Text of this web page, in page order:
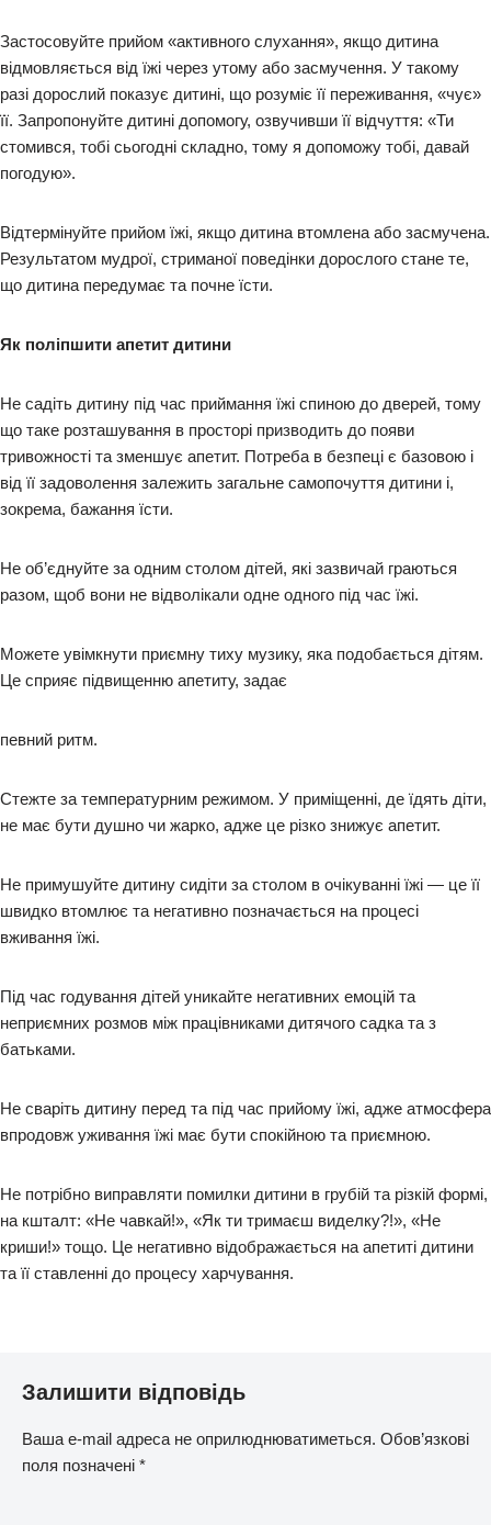
Застосовуйте прийом «активного слухання», якщо дитина
відмовляється від їжі через утому або засмучення. У такому
разі дорослий показує дитині, що розуміє її переживання, «чує»
її. Запропонуйте дитині допомогу, озвучивши її відчуття: «Ти
стомився, тобі сьогодні складно, тому я допоможу тобі, давай
погодую».
Відтермінуйте прийом їжі, якщо дитина втомлена або засмучена.
Результатом мудрої, стриманої поведінки дорослого стане те,
що дитина передумає та почне їсти.
Як поліпшити апетит дитини
Не садіть дитину під час приймання їжі спиною до дверей, тому
що таке розташування в просторі призводить до появи
тривожності та зменшує апетит. Потреба в безпеці є базовою і
від її задоволення залежить загальне самопочуття дитини і,
зокрема, бажання їсти.
Не об’єднуйте за одним столом дітей, які зазвичай граються
разом, щоб вони не відволікали одне одного під час їжі.
Можете увімкнути приємну тиху музику, яка подобається дітям.
Це сприяє підвищенню апетиту, задає
певний ритм.
Стежте за температурним режимом. У приміщенні, де їдять діти,
не має бути душно чи жарко, адже це різко знижує апетит.
Не примушуйте дитину сидіти за столом в очікуванні їжі — це її
швидко втомлює та негативно позначається на процесі
вживання їжі.
Під час годування дітей уникайте негативних емоцій та
неприємних розмов між працівниками дитячого садка та з
батьками.
Не сваріть дитину перед та під час прийому їжі, адже атмосфера
впродовж уживання їжі має бути спокійною та приємною.
Не потрібно виправляти помилки дитини в грубій та різкій формі,
на кшталт: «Не чавкай!», «Як ти тримаєш виделку?!», «Не
криши!» тощо. Це негативно відображається на апетиті дитини
та її ставленні до процесу харчування.
Залишити відповідь
Ваша e-mail адреса не оприлюднюватиметься. Обов’язкові
поля позначені *